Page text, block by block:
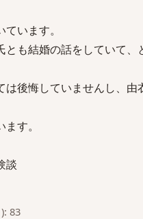
います。
とも結婚の話をしていて、
は後悔していませんし、由
す。
談
83